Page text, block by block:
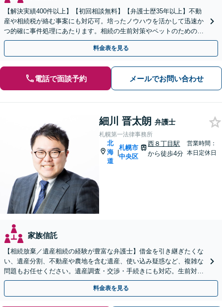
【解決実績400件以上】【初回相談無料】【弁護士歴35年以上】不動
産や相続税が絡む事案にも対応可。培ったノウハウを活かして迅速か
つ的確に事件処理にあたります。相続の生前対策やペットのための年
金システムもお任せ【完全個室】【自衛隊前駅8分】
料金表を見る
電話で面談予約 メールでお問い合わせ
細川 晋太朗 弁護士
札幌第一法律事務所
北
海
道
|
札幌市
中央区
西８丁目駅
から徒歩4分
営業時間：
本日定休日
家族信託
【相続放棄／遺産相続の経験が豊富な弁護士】借金を引き継ぎたくな
い、遺産分割、不動産や農地を含む遺産、使い込み疑惑など、複雑な
問題もお任せください。遺産調査・交渉・手続きにも対応。生前対策
として遺言書作成も可【初回面談無料】
料金表を見る